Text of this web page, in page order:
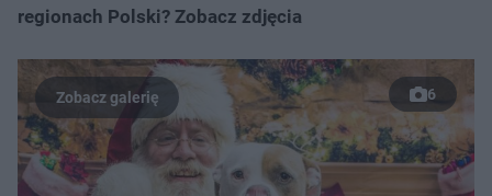
regionach Polski? Zobacz zdjęcia
6